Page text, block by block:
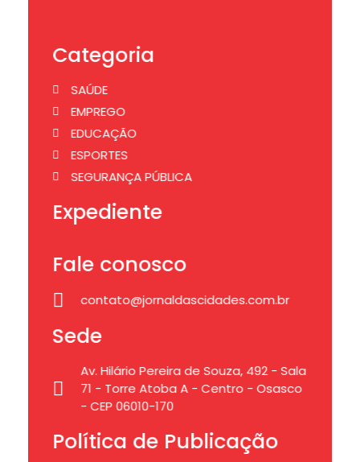
Categoria
SAÚDE
EMPREGO
EDUCAÇÃO
ESPORTES
SEGURANÇA PÚBLICA
Expediente
Fale conosco
contato@jornaldascidades.com.br
Sede
Av. Hilário Pereira de Souza, 492 - Sala
71 - Torre Atoba A - Centro - Osasco
- CEP 06010-170
Política de Publicação